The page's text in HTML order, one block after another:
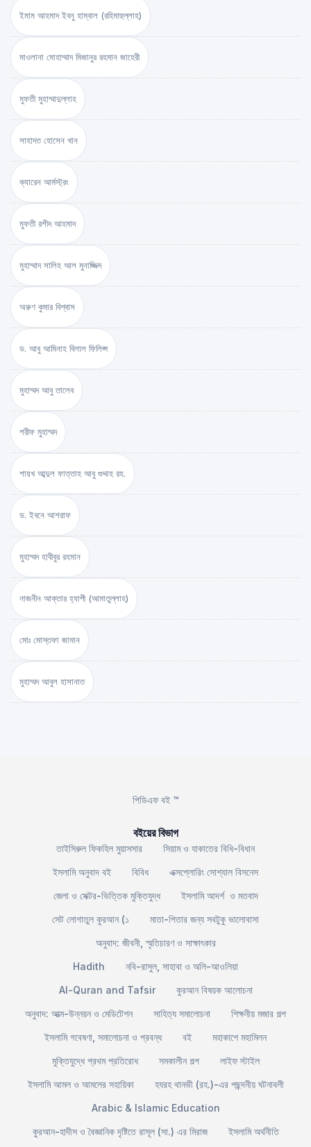
ইমাম আহমাদ ইবনু হাম্বাল (রহিমাহুল্লাহ)
মাওলানা মোহাম্মাদ মিজানুর রহমান জাহেরী
মুফতী মুহাম্মাদুল্লাহ
সাহাদত হোসেন খান
ক্যারেন আর্মস্ট্রং
মুফতী রশীদ আহমাদ
মুহাম্মাদ সালিহ আল মুনাজ্জিদ
অরুণ কুমার বিশ্বাস
ড. আবু আমিনাহ বিলাল ফিলিপ্স
মুহাম্মদ আবু তালেব
শরীফ মুহাম্মদ
শায়খ আব্দুল ফাত্তাহ আবু গুদ্দাহ রহ.
ড. ইবনে আশরাফ
মুহাম্মদ হাবীবুর রহমান
নাজনীন আক্তার হ্যাপী (আমাতুল্লাহ)
মোঃ মোস্তফা জামান
মুহাম্মদ আবুল হাসানাত
পিডিএফ বই ™
বইয়ের বিভাগ
তাইসিরুল ফিকহিল মুয়াসসার
সিয়াম ও যাকাতের বিধি-বিধান
ইসলামি অনুবাদ বই
বিবিধ
এক্সপ্লোরিং সোশ্যাল বিসনেস
জেলা ও সেক্টর-ভিত্তিক মুক্তিযুদ্ধ
ইসলামি আদর্শ ও মতবাদ
সেট লোগাতুল কুরআন (১
মাতা-পিতার জন্য সবটুকু ভালোবাসা
অনুবাদ: জীবনী, স্মৃতিচারণ ও সাক্ষাৎকার
Hadith
নবি-রাসুল, সাহাবা ও অলি-আওলিয়া
Al-Quran and Tafsir
কুরআন বিষয়ক আলোচনা
অনুবাদ: আত্ম-উন্নয়ন ও মেডিটেশন
সাহিত্য সমালোচনা
শিক্ষনীয় মজার গল্প
ইসলামি গবেষণা, সমালোচনা ও প্রবন্ধ
বই
মহাকাশে মহামিলন
মুক্তিযুদ্ধে প্রথম প্রতিরোধ
সমকালীন গল্প
লাইফ স্টাইল
ইসলামি আমল ও আমলের সহায়িকা
হযরহ থানভী (রহ.)-এর পছন্দনীয় ঘটনাবলী
Arabic & Islamic Education
কুরআন-হাদীস ও বৈজ্ঞানিক দৃষ্টিতে রাসূল (সা.) এর মিরাজ
ইসলামি অর্থনীতি